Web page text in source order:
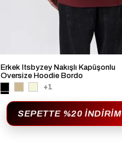
Erkek Itsbyzey Nakışlı Kapüşonlu
Oversize Hoodie Bordo
+1
SEPETTE %20 İNDIRIM